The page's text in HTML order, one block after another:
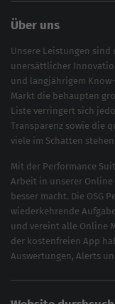
Über uns
Unsere Leistungen sind
unersättlicher
und langjährigem
Markt die behaupten
Liste verringert sich
Transparenz sowie die
viele im Schatten stehen.
Mit der Performance
Arbeit in unserer
besser macht. Die OSG
wiederkehrende
und vereint alle Online
der kostenfreien App
Auswertungen, Alerts